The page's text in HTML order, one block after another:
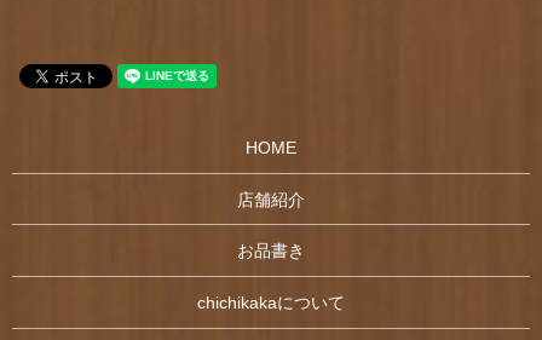
HOME
店舗紹介
お品書き
chichikakaについて